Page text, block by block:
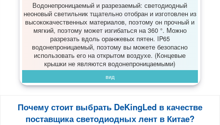
Водонепроницаемый и разрезаемый: светодиодный
неоновый светильник тщательно отобран и изготовлен из
высококачественных материалов, поэтому он прочный и
мягкий, поэтому может изгибаться на 360 °. Можно
разрезать вдоль оранжевых пятен. IP65
водонепроницаемый, поэтому вы можете безопасно
использовать его на открытом воздухе. (Концевые
крышки не являются водонепроницаемыми)
вид
Почему стоит выбрать DeKingLed в качестве
поставщика светодиодных лент в Китае?